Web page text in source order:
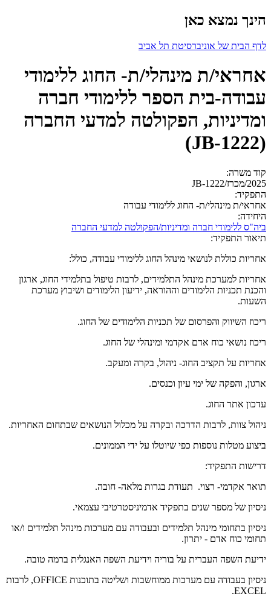
הינך נמצא כאן
לדף הבית של אוניברסיטת תל אביב
אחראי/ת מינהלי/ת- החוג ללימודי
עבודה-בית הספר ללימודי חברה
ומדיניות, הפקולטה למדעי החברה
(JB-1222)
קוד משרה:
2025/מכרז/JB-1222
התפקיד:
אחראי/ת מינהלי/ת- החוג ללימודי עבודה
היחידה:
ביה"ס ללימודי חברה ומדיניות/הפקולטה למדעי החברה
תיאור התפקיד:
אחריות כוללת לנושאי מינהל החוג ללימודי עבודה, כולל:
אחריות למערכת מינהל התלמידים, לרבות טיפול בתלמידי החוג, ארגון
והכנת תכניות הלימודים וההוראה, ידיעון הלימודים ושיבוץ מערכת
השעות.
ריכוז השיווק והפרסום של תכניות הלימודים של החוג.
ריכוז נושאי כוח אדם אקדמי ומינהלי של החוג.
אחריות על תקציב החוג- ניהול, בקרה ומעקב.
ארגון, והפקה של ימי עיון וכנסים.
עדכון אתר החוג.
ניהול צוות, לרבות הדרכה ובקרה על מכלול הנושאים שבתחום האחריות.
ביצוע מטלות נוספות כפי שיוטלו על ידי הממונים.
דרישות התפקיד:
תואר אקדמי- רצוי. תעודת בגרות מלאה- חובה.
ניסיון של מספר שנים בתפקיד אדמיניסטרטיבי עצמאי.
ניסיון בתחומי מינהל תלמידים ובעבודה עם מערכות מינהל תלמידים ו/או
תחומי כוח אדם - יתרון.
ידיעת השפה העברית על בוריה וידיעת השפה האנגלית ברמה טובה.
ניסיון בעבודה עם מערכות ממוחשבות ושליטה בתוכנות OFFICE, לרבות
EXCEL.